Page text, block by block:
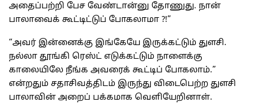
அதைப்பற்றி பேச வேண்டான்னு தோணுது. நான்
பாலாவைக் கூட்டிட்டுப் போகலாமா ?!”
“அவர் இன்னைக்கு இங்கேயே இருக்கட்டும் துளசி.
நல்லா தூங்கி ரெஸ்ட் எடுக்கட்டும் நாளைக்கு
காலையிலே நீங்க அவரைக் கூட்டிப் போகலாம்.”
என்றதும் சதாசிவத்திடம் இருந்து விடைபெற்ற துளசி
பாலாவின் அறைப் பக்கமாக வெளியேறினாள்.